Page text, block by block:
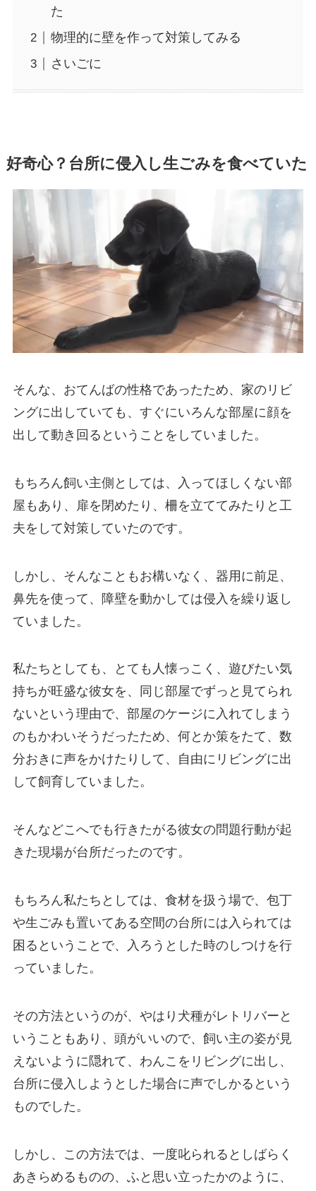
た
物理的に壁を作って対策してみる
さいごに
好奇心？台所に侵入し生ごみを食べていた
そんな、おてんばの性格であったため、家のリビ
ングに出していても、すぐにいろんな部屋に顔を
出して動き回るということをしていました。
もちろん飼い主側としては、入ってほしくない部
屋もあり、扉を閉めたり、柵を立ててみたりと工
夫をして対策していたのです。
しかし、そんなこともお構いなく、器用に前足、
鼻先を使って、障壁を動かしては侵入を繰り返し
ていました。
私たちとしても、とても人懐っこく、遊びたい気
持ちが旺盛な彼女を、同じ部屋でずっと見てられ
ないという理由で、部屋のケージに入れてしまう
のもかわいそうだったため、何とか策をたて、数
分おきに声をかけたりして、自由にリビングに出
して飼育していました。
そんなどこへでも行きたがる彼女の問題行動が起
きた現場が台所だったのです。
もちろん私たちとしては、食材を扱う場で、包丁
や生ごみも置いてある空間の台所には入られては
困るということで、入ろうとした時のしつけを行
っていました。
その方法というのが、やはり犬種がレトリバーと
いうこともあり、頭がいいので、飼い主の姿が見
えないように隠れて、わんこをリビングに出し、
台所に侵入しようとした場合に声でしかるという
ものでした。
しかし、この方法では、一度叱られるとしばらく
あきらめるものの、ふと思い立ったかのように、